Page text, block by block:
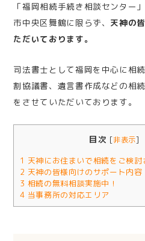
「福岡相続手続き相談センター
市中央区舞鶴に限らず、 天神の
ただいております。
司法書士として福岡を中心に相
割協議書、遺言書作成などの相
をさせていただいております。
目次 [非表示]
1 天神にお住まいで相続をご検
2 天神の皆様向けのサポート内容
3 相続の無料相談実施中！
4 当事務所の対応エリア